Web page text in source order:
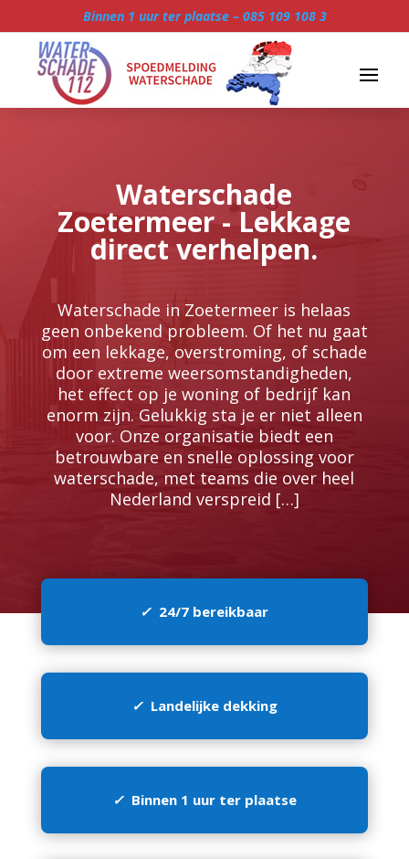
Binnen 1 uur ter plaatse – 085 109 108 3
Waterschade
Zoetermeer - Lekkage
direct verhelpen.
Waterschade in Zoetermeer is helaas
geen onbekend probleem.​ Of het nu gaat
om een lekkage, overstroming, of schade
door extreme weersomstandigheden,
het effect op je woning of bedrijf kan
enorm zijn.​ Gelukkig sta je er niet alleen
voor.​ Onze organisatie biedt een
betrouwbare en snelle oplossing voor
waterschade, met teams die over heel
Nederland verspreid […]
✓ 24/7 bereikbaar
✓ Landelijke dekking
✓Binnen 1 uur ter plaatse